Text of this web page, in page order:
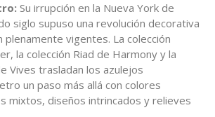
Su irrupción en la Nueva York de
siglo supuso una revolución decorativa
plenamente vigentes. La colección
la colección Riad de Harmony y la
Vives trasladan los azulejos
un paso más allá con colores
mixtos, diseños intrincados y relieves